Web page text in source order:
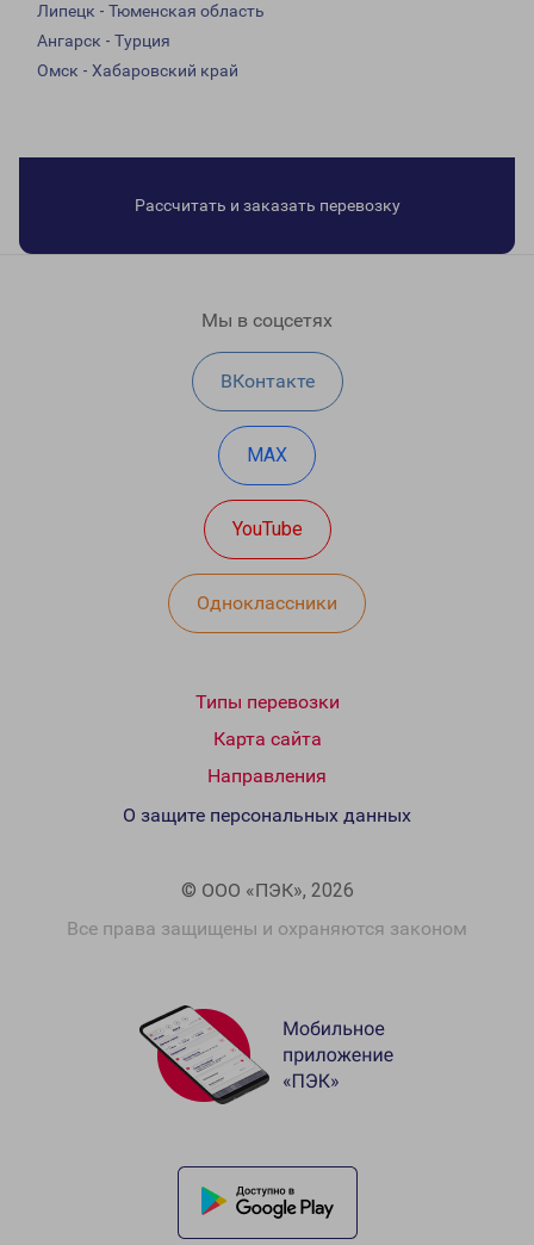
Липецк - Тюменская область
Ангарск - Турция
Омск - Хабаровский край
Рассчитать и заказать перевозку
Мы в соцсетях
ВКонтакте
MAX
YouTube
Одноклассники
Типы перевозки
Карта сайта
Направления
© ООО «ПЭК», 2026
Все права защищены и охраняются законом
О защите персональных данных